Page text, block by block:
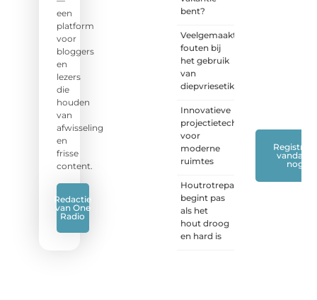
een
platform
voor
bloggers
en
lezers
die
houden
van
afwisseling
en
frisse
content.
Redactie
van One
Radio
bent?
Veelgemaakte
fouten bij
het gebruik
van
diepvriesetiketten
Innovatieve
projectietechnieken
voor
moderne
ruimtes
Houtrotreparatie
begint pas
als het
hout droog
en hard is
Registreer
vandaag
nog